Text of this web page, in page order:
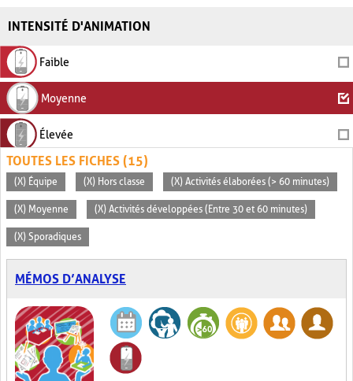
INTENSITÉ D'ANIMATION
Faible
Moyenne
Élevée
TOUTES LES FICHES (15)
(X) Équipe (X) Hors classe (X) Activités élaborées (> 60 minutes)
(X) Moyenne (X) Activités développées (Entre 30 et 60 minutes)
(X) Sporadiques
MÉMOS D’ANALYSE